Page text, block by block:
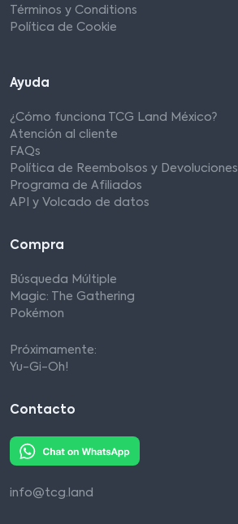
Términos y Conditions
Política de Cookie
Ayuda
¿Cómo funciona TCG Land México?
Atención al cliente
FAQs
Política de Reembolsos y Devoluciones
Programa de Afiliados
API y Volcado de datos
Compra
Búsqueda Múltiple
Magic: The Gathering
Pokémon
Próximamente:
Yu-Gi-Oh!
Contacto
info@tcg.land